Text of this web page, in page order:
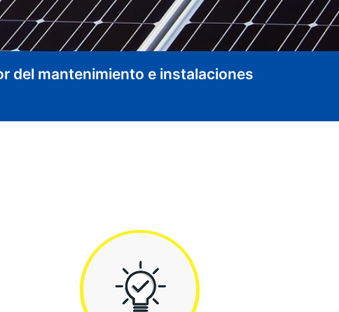
del mantenimiento e instalaciones